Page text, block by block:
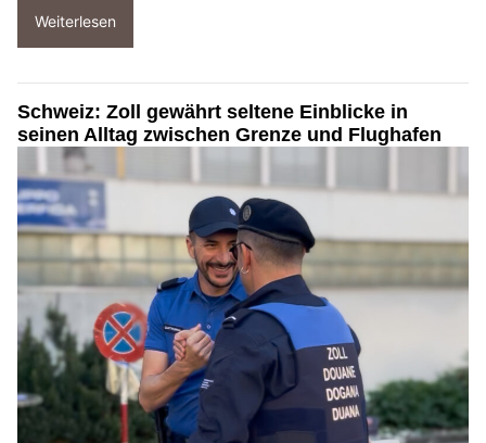
Weiterlesen
Schweiz: Zoll gewährt seltene Einblicke in
seinen Alltag zwischen Grenze und Flughafen